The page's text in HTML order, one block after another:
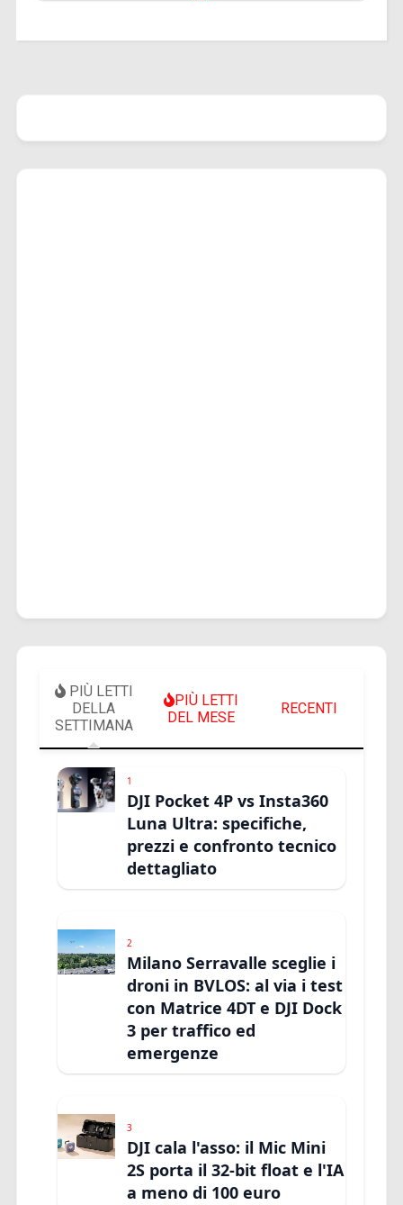
PIÙ LETTI
DELLA
SETTIMANA
PIÙ LETTI
DEL MESE
RECENTI
1
DJI Pocket 4P vs Insta360
Luna Ultra: specifiche,
prezzi e confronto tecnico
dettagliato
2
Milano Serravalle sceglie i
droni in BVLOS: al via i test
con Matrice 4DT e DJI Dock
3 per traffico ed
emergenze
3
DJI cala l'asso: il Mic Mini
2S porta il 32-bit float e l'IA
a meno di 100 euro